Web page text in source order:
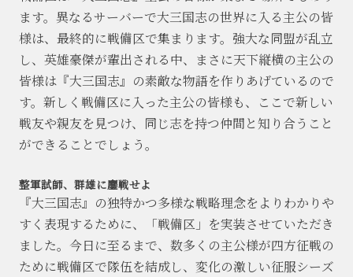
ます。異なるサーバーで大三国志の世界に入る主公の皆
様は、最終的に戦備区で集まります。強大な同盟が乱立
し、英雄豪傑が輩出される中、まさに天下縦横の主公の
皆様は『大三国志』の素敵な物語を作りあげているので
す。新しく戦備区に入った主公の皆様も、ここで新しい
戦友や親友を見つけ、同じ志を持つ仲間と知り合うこと
ができることでしょう。
整軍試師、群雄に鏖戦せよ
『大三国志』の独特かつ多様な戦略理念をよりわかりや
すく表現するために、「戦備区」を実装させていただき
ました。今日に至るまで、数多くの主公様が四方征戦の
ために戦備区で隊伍を結成し、変化の激しい征服シーズ